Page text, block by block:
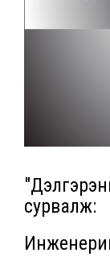
сурвалж: